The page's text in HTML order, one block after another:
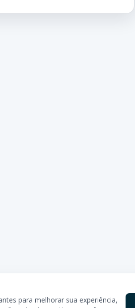
para melhorar sua experiência,